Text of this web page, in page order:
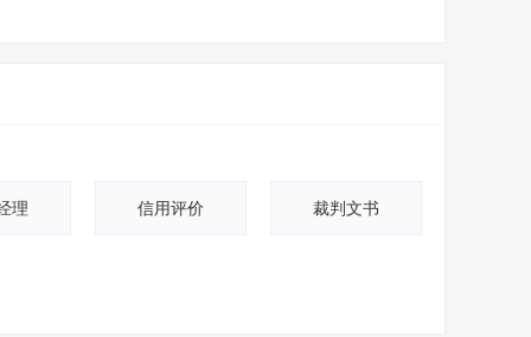
理 信用评价 裁判文书